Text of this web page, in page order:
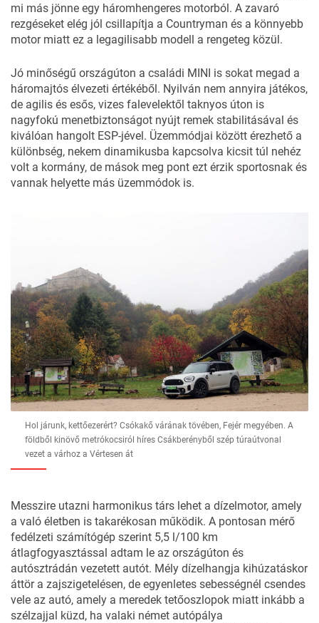
mi más jönne egy háromhengeres motorból. A zavaró
rezgéseket elég jól csillapítja a Countryman és a könnyebb
motor miatt ez a legagilisabb modell a rengeteg közül.
Jó minőségű országúton a családi MINI is sokat megad a
háromajtós élvezeti értékéből. Nyilván nem annyira játékos,
de agilis és esős, vizes falevelektől taknyos úton is
nagyfokú menetbiztonságot nyújt remek stabilitásával és
kiválóan hangolt ESP-jével. Üzemmódjai között érezhető a
különbség, nekem dinamikusba kapcsolva kicsit túl nehéz
volt a kormány, de mások meg pont ezt érzik sportosnak és
vannak helyette más üzemmódok is.
Hol járunk, kettőezerért? Csókakő várának tövében, Fejér megyében. A
földből kinövő metrókocsiról híres Csákberényből szép túraútvonal
vezet a várhoz a Vértesen át
Messzire utazni harmonikus társ lehet a dízelmotor, amely
a való életben is takarékosan működik. A pontosan mérő
fedélzeti számítógép szerint 5,5 l/100 km
átlagfogyasztással adtam le az országúton és
autósztrádán vezetett autót. Mély dízelhangja kihúzatáskor
áttör a zajszigetelésen, de egyenletes sebességnél csendes
vele az autó, amely a meredek tetőoszlopok miatt inkább a
szélzajjal küzd, ha valaki német autópálya